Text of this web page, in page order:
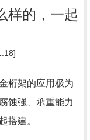
样的，一起
桁架的应用极为
蚀强、承重能力
搭建。